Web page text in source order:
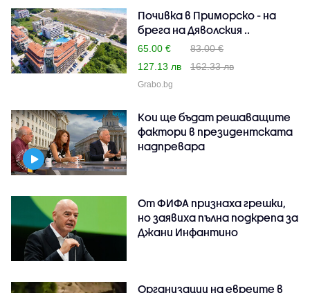
Почивка в Приморско - на
брега на Дяволския ..
65.00 €
83.00 €
127.13 лв
162.33 лв
Grabo.bg
Кои ще бъдат решаващите
фактори в президентската
надпревара
От ФИФА признаха грешки,
но заявиха пълна подкрепа за
Джани Инфантино
Организации на евреите в